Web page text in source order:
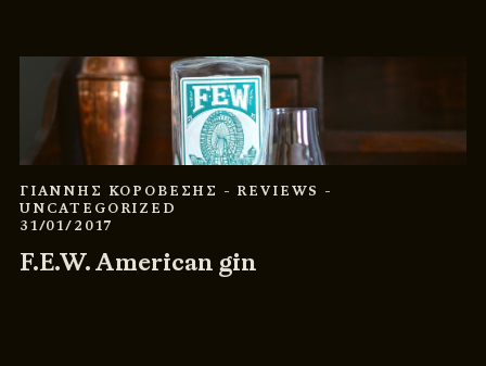
ΓΙΑΝΝΗΣ ΚΟΡΟΒΕΣΗΣ - REVIEWS -
UNCATEGORIZED
31/01/2017
F.E.W. American gin